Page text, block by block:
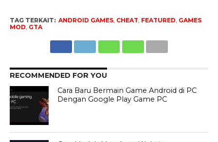
TAG TERKAIT: ANDROID GAMES, CHEAT, FEATURED, GAMES
MOD, GTA
RECOMMENDED FOR YOU
Cara Baru Bermain Game Android di PC
Dengan Google Play Game PC